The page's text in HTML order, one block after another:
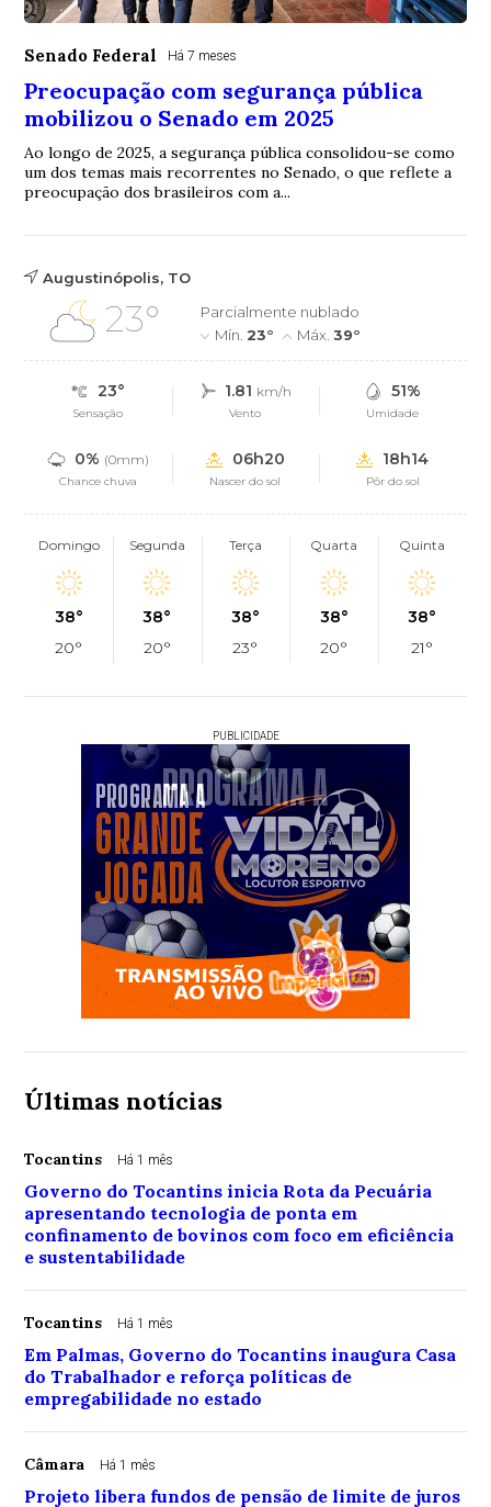
Senado Federal Há 7 meses
Preocupação com segurança pública
mobilizou o Senado em 2025
Ao longo de 2025, a segurança pública consolidou-se como
um dos temas mais recorrentes no Senado, o que reflete a
preocupação dos brasileiros com a...
Augustinópolis, TO
23°
Parcialmente nublado
Mín.23° Máx.39°
23°
Sensação
1.81 km/h
Vento
51%
Umidade
0% (0mm)
Chance chuva
06h20
Nascer do sol
18h14
Pôr do sol
Domingo
38°
20°
Segunda
38°
20°
Terça
38°
23°
Quarta
38°
20°
Quinta
38°
21°
PUBLICIDADE
Últimas notícias
Tocantins Há 1 mês
Governo do Tocantins inicia Rota da Pecuária
apresentando tecnologia de ponta em
confinamento de bovinos com foco em eficiência
e sustentabilidade
Tocantins Há 1 mês
Em Palmas, Governo do Tocantins inaugura Casa
do Trabalhador e reforça políticas de
empregabilidade no estado
Câmara Há 1 mês
Projeto libera fundos de pensão de limite de juros